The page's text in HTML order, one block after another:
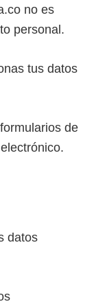
no es
personal.
tus datos
de
datos